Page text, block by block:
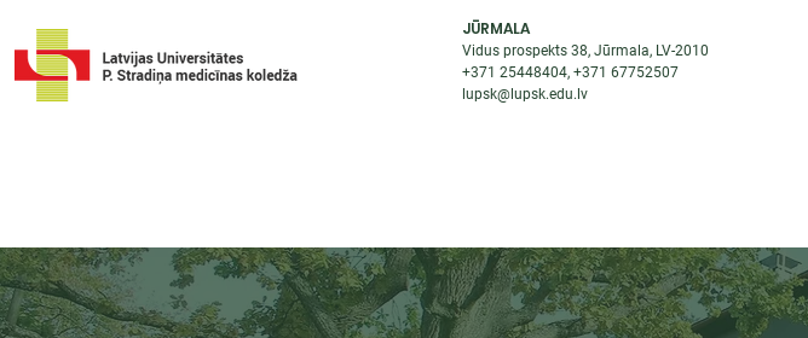
JŪRMALA
Vidus prospekts 38, Jūrmala, LV-2010
+371 25448404, +37167752507
lupsk@lupsk.edu.lv